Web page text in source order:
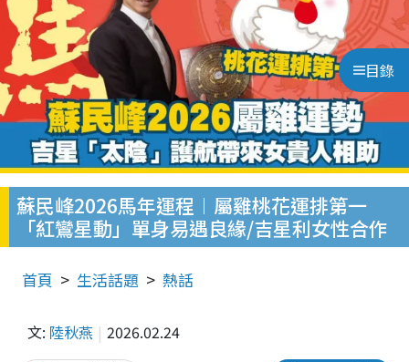
目錄
蘇民峰2026馬年運程︱屬雞桃花運排第一
「紅鸞星動」單身易遇良緣/吉星利女性合作
首頁 生活話題 熱話
文: 陸秋燕 2026.02.24